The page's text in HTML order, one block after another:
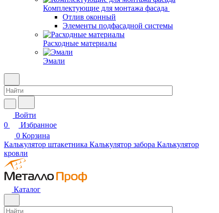
Комплектующие для монтажа фасада
Отлив оконный
Элементы подфасадной системы
Расходные материалы
Эмали
Войти
0
Избранное
0 Корзина
Калькулятор штакетника Калькулятор забора Калькулятор
кровли
Каталог